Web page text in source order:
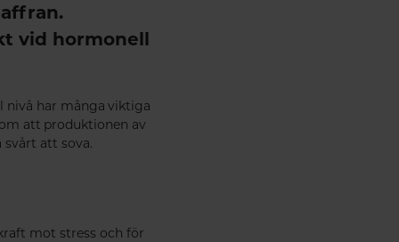
vid hormonell
nivå har många viktiga
att produktionen av
att sova.
mot stress och för